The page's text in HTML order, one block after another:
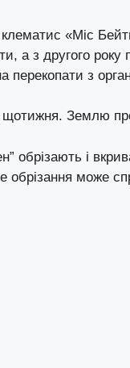
«Міс
а з другого
з
Землю
обрізають і
обрізання може